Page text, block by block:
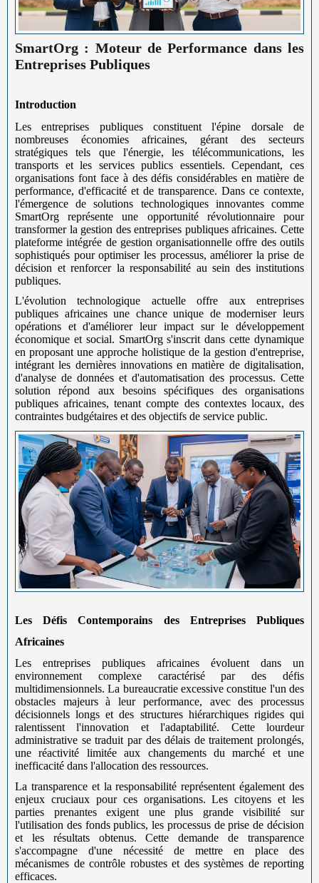
SmartOrg : Moteur de Performance dans les
Entreprises Publiques
Introduction
Les entreprises publiques constituent l'épine dorsale de
nombreuses économies africaines, gérant des secteurs
stratégiques tels que l'énergie, les télécommunications, les
transports et les services publics essentiels. Cependant, ces
organisations font face à des défis considérables en matière de
performance, d'efficacité et de transparence. Dans ce contexte,
l'émergence de solutions technologiques innovantes comme
SmartOrg représente une opportunité révolutionnaire pour
transformer la gestion des entreprises publiques africaines. Cette
plateforme intégrée de gestion organisationnelle offre des outils
sophistiqués pour optimiser les processus, améliorer la prise de
décision et renforcer la responsabilité au sein des institutions
publiques.
L'évolution technologique actuelle offre aux entreprises
publiques africaines une chance unique de moderniser leurs
opérations et d'améliorer leur impact sur le développement
économique et social. SmartOrg s'inscrit dans cette dynamique
en proposant une approche holistique de la gestion d'entreprise,
intégrant les dernières innovations en matière de digitalisation,
d'analyse de données et d'automatisation des processus. Cette
solution répond aux besoins spécifiques des organisations
publiques africaines, tenant compte des contextes locaux, des
contraintes budgétaires et des objectifs de service public.
Les Défis Contemporains des Entreprises Publiques
Africaines
Les entreprises publiques africaines évoluent dans un
environnement complexe caractérisé par des défis
multidimensionnels. La bureaucratie excessive constitue l'un des
obstacles majeurs à leur performance, avec des processus
décisionnels longs et des structures hiérarchiques rigides qui
ralentissent l'innovation et l'adaptabilité. Cette lourdeur
administrative se traduit par des délais de traitement prolongés,
une réactivité limitée aux changements du marché et une
inefficacité dans l'allocation des ressources.
La transparence et la responsabilité représentent également des
enjeux cruciaux pour ces organisations. Les citoyens et les
parties prenantes exigent une plus grande visibilité sur
l'utilisation des fonds publics, les processus de prise de décision
et les résultats obtenus. Cette demande de transparence
s'accompagne d'une nécessité de mettre en place des
mécanismes de contrôle robustes et des systèmes de reporting
efficaces.